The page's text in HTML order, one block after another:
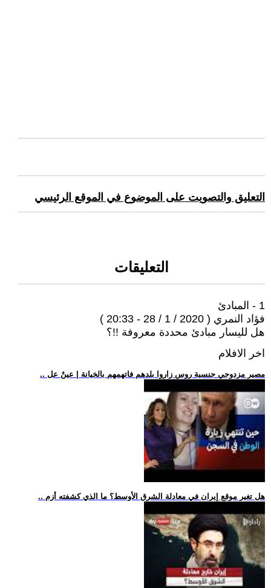
التعليق والتصويت على الموضوع في الموقع الرئيسي
التعليقات
1 - المبادئ
فؤاد النمري ( 2020 / 1 / 28 - 20:33 )
هل لليسار مبادئ محددة معروفة !!؟
اخر الافلام
.. مصير مزدوجي جنسية روس زاروا بلدهم فاتهمهم بالخيانة | عينٌ عل
.. هل تغير موقع إيران في معادلة الشرق الأوسط؟ ما الذي كشفته أزم